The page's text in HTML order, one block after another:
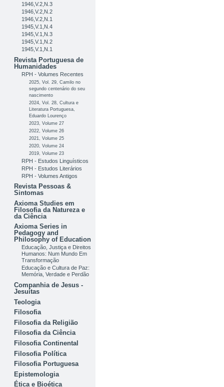
1946,V.2,N.3
1946,V.2,N.2
1946,V.2,N.1
1945,V.1,N.4
1945,V.1,N.3
1945,V.1,N.2
1945,V.1,N.1
Revista Portuguesa de
Humanidades
RPH - Volumes Recentes
2025, Vol. 29, Camilo no
segundo centenário do seu
nascimento
2024, Vol. 28, Cultura e
Literatura Portuguesa,
Eduardo Lourenço
2023, Volume 27
2022, Volume 26
2021, Volume 25
2020, Volume 24
2019, Volume 23
RPH - Estudos Linguísticos
RPH - Estudos Literários
RPH - Volumes Antigos
Revista Pessoas &
Sintomas
Axioma Studies em
Filosofia da Natureza e
da Ciência
Axioma Series in
Pedagogy and
Philosophy of Education
Educação, Justiça e Direitos
Humanos: Num Mundo Em
Transformação
Educação e Cultura de Paz:
Memória, Verdade e Perdão
Companhia de Jesus -
Jesuítas
Teologia
Filosofia
Filosofia da Religião
Filosofia da Ciência
Filosofia Continental
Filosofia Política
Filosofia Portuguesa
Epistemologia
Ética e Bioética